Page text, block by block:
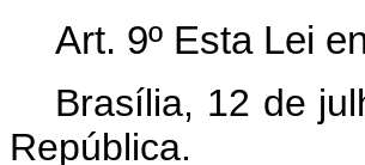
Art. 9º Esta Lei
Brasília, 12 de
República.